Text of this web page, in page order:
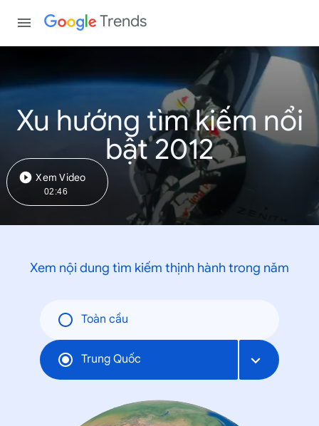
Trends
Xu hướng tìm kiếm nổi
bật 2012
Xem Video
02:46
Xem nội dung tìm kiếm thịnh hành trong năm
Toàn cầu
Trung Quốc